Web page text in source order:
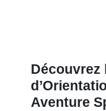
Découvrez
Aventure